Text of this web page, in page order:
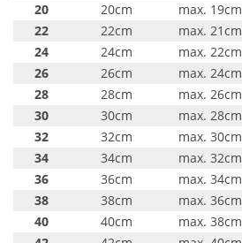
20
20cm max. 19cm
22
22cm max. 21cm
24
24cm max. 22cm
26
26cm max. 24cm
28
28cm max. 26cm
30
30cm max. 28cm
32
32cm max. 30cm
34
34cm max. 32cm
36
36cm max. 34cm
38
38cm max. 36cm
40
40cm max. 38cm